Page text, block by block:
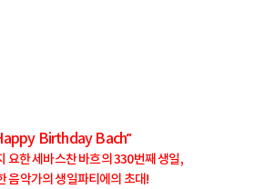
Birthday Bach”
요한 세바스찬 바흐의 330번째 생일,
음악가의 생일파티에의 초대!